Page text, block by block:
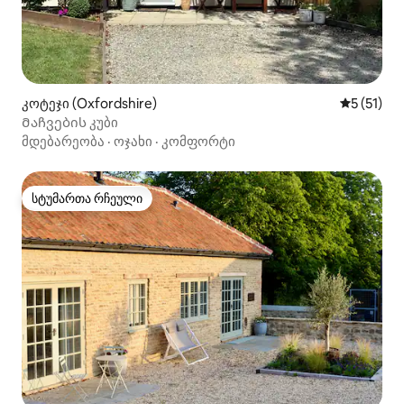
კოტეჯი (Oxfordshire) საშუალო
5 (51)
Მაჩვების კუბი
მდებარეობა · ოჯახი · კომფორტი
სტუმართა რჩეული
სტუმართა რჩეული